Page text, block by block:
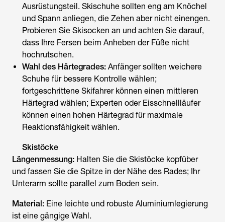
Ausrüstungsteil. Skischuhe sollten eng am Knöchel
und Spann anliegen, die Zehen aber nicht einengen.
Probieren Sie Skisocken an und achten Sie darauf,
dass Ihre Fersen beim Anheben der Füße nicht
hochrutschen.
Wahl des Härtegrades: Anfänger sollten weichere
Schuhe für bessere Kontrolle wählen;
fortgeschrittene Skifahrer können einen mittleren
Härtegrad wählen; Experten oder Eisschnellläufer
können einen hohen Härtegrad für maximale
Reaktionsfähigkeit wählen.
Skistöcke
Längenmessung: Halten Sie die Skistöcke kopfüber
und fassen Sie die Spitze in der Nähe des Rades; Ihr
Unterarm sollte parallel zum Boden sein.
Material: Eine leichte und robuste Aluminiumlegierung
ist eine gängige Wahl.